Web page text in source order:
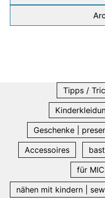
Tipps /
Geschenke |
Accessoires
für
nähen mit kindern |